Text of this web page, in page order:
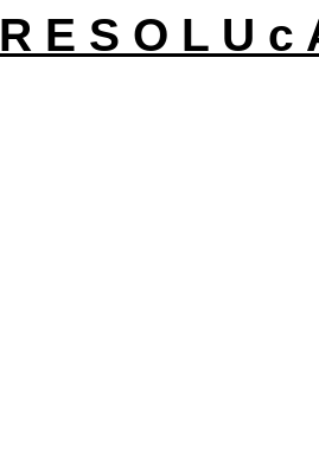
R E S O L U c